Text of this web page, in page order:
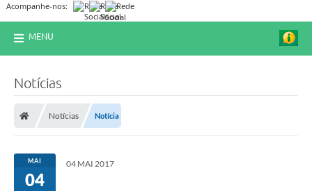
Acompanhe-nos:
MENU
Notícias
Notícias Notícia
MAI
04
04 MAI 2017